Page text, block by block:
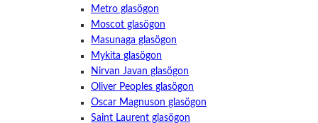
Metro glasögon
Moscot glasögon
Masunaga glasögon
Mykita glasögon
Nirvan Javan glasögon
Oliver Peoples glasögon
Oscar Magnuson glasögon
Saint Laurent glasögon